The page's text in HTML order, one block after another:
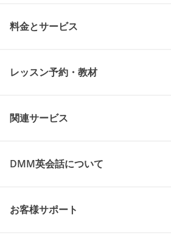
料金とサービス
レッスン予約・教材
関連サービス
DMM英会話について
お客様サポート